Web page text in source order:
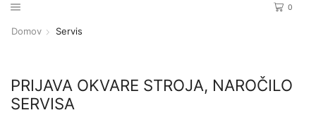
0
Domov Servis
PRIJAVA OKVARE STROJA, NAROČILO
SERVISA